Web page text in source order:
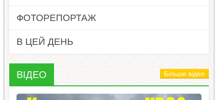
ФОТОРЕПОРТАЖ
В ЦЕЙ ДЕНЬ
ВІДЕО Більше відео